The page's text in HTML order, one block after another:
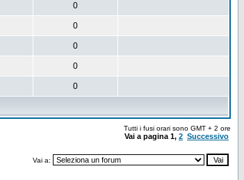
0
0
0
0
0
Tutti i fusi orari sono GMT + 2 ore
Vai a pagina 1, 2 Successivo
Vai a: